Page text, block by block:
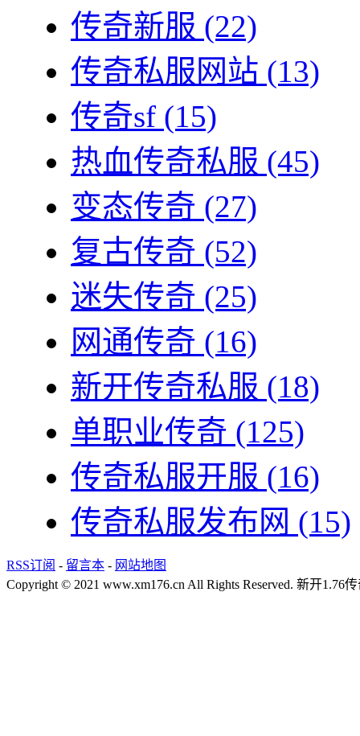
传奇新服 (22)
传奇私服网站 (13)
传奇sf (15)
热血传奇私服 (45)
变态传奇 (27)
复古传奇 (52)
迷失传奇 (25)
网通传奇 (16)
新开传奇私服 (18)
单职业传奇 (125)
传奇私服开服 (16)
传奇私服发布网 (15)
RSS订阅 - 留言本 - 网站地图
Copyright © 2021 www.xm176.cn All Rights Reserved. 新开1.76